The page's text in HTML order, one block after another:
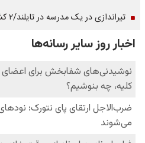
تیراندازی در یک مدرسه در تایلند/۲ کشته و ۱۵ مجروح